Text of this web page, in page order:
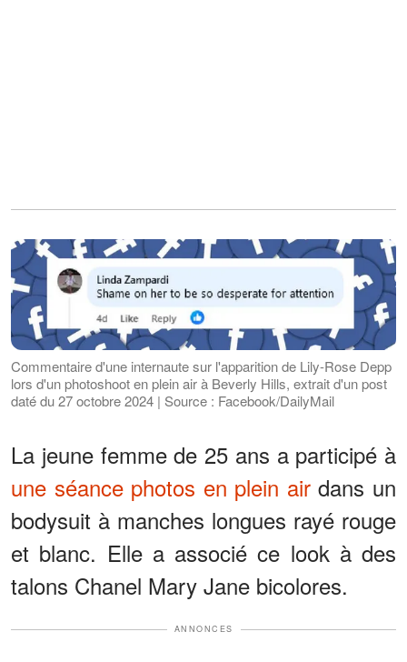
Commentaire d'une internaute sur l'apparition de Lily-Rose Depp
lors d'un photoshoot en plein air à Beverly Hills, extrait d'un post
daté du 27 octobre 2024 | Source : Facebook/DailyMail
La jeune femme de 25 ans a participé à
une séance photos en plein airdans un
bodysuit à manches longues rayé rouge
et blanc. Elle a associé ce look à des
talons Chanel Mary Jane bicolores.
ANNONCES